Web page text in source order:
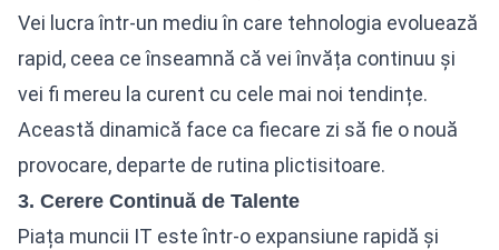
Vei lucra într-un mediu în care tehnologia evoluează
rapid, ceea ce înseamnă că vei învăța continuu și
vei fi mereu la curent cu cele mai noi tendințe.
Această dinamică face ca fiecare zi să fie o nouă
provocare, departe de rutina plictisitoare.
3. Cerere Continuă de Talente
Piața muncii IT este într-o expansiune rapidă și